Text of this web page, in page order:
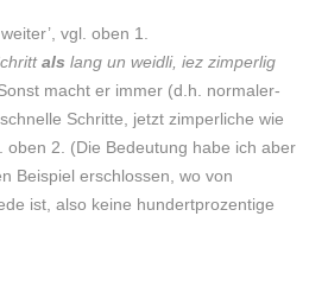
vgl. oben 1.
als lang un wei­dli, iez zim­perlig
macht er immer (d.h. nor­maler­
Schritte, jet­zt zim­per­liche wie
oben 2. (Die Bedeu­tung habe ich aber
Beispiel erschlossen, wo von
ist, also keine hun­dert­prozentige